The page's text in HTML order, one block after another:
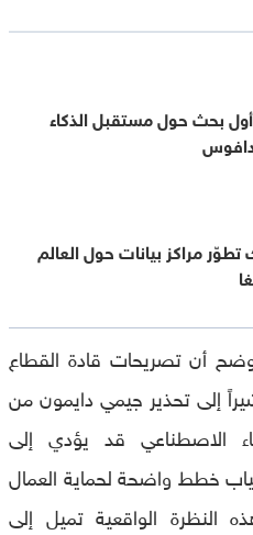
بحث حول مستقبل الذكاء
مراكز بيانات حول العالم
أن تصريحات قادة القطاع
إلى تحذير جيمي دايمون من
الاصطناعي قد يؤدي إلى
خطط واضحة لحماية العمال
النظرة الواقعية تميل إلى